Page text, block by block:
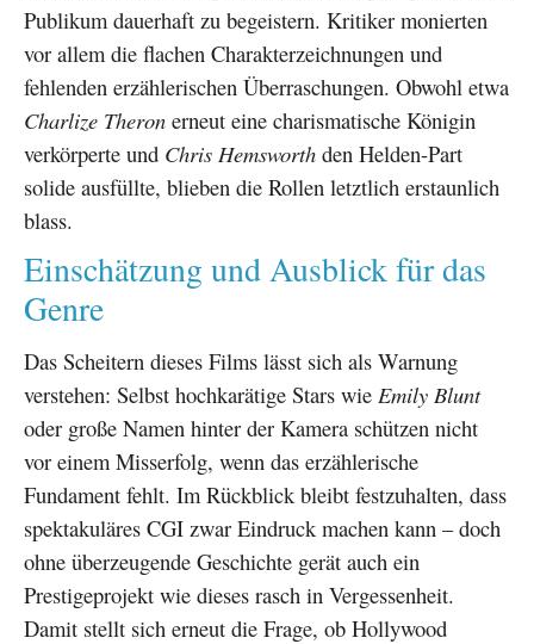
Publikum dauerhaft zu begeistern. Kritiker monierten
vor allem die flachen Charakterzeichnungen und
fehlenden erzählerischen Überraschungen. Obwohl etwa
Charlize Theron erneut eine charismatische Königin
verkörperte und Chris Hemsworth den Helden-Part
solide ausfüllte, blieben die Rollen letztlich erstaunlich
blass.
Einschätzung und Ausblick für das
Genre
Das Scheitern dieses Films lässt sich als Warnung
verstehen: Selbst hochkarätige Stars wie Emily Blunt
oder große Namen hinter der Kamera schützen nicht
vor einem Misserfolg, wenn das erzählerische
Fundament fehlt. Im Rückblick bleibt festzuhalten, dass
spektakuläres CGI zwar Eindruck machen kann – doch
ohne überzeugende Geschichte gerät auch ein
Prestigeprojekt wie dieses rasch in Vergessenheit.
Damit stellt sich erneut die Frage, ob Hollywood